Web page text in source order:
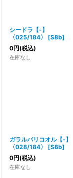
シードラ【-】
〈025/184〉
[S8b]
0円(税込)
在庫なし
ガラルバリコオル【-】
〈028/184〉
[S8b]
0円(税込)
在庫なし